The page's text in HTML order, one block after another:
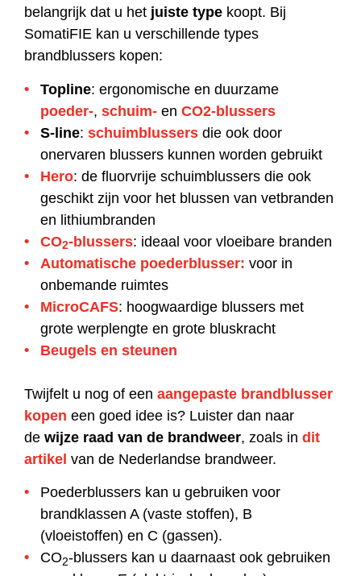
belangrijk dat u het juiste type koopt. Bij
SomatiFIE kan u verschillende types
brandblussers kopen:
Topline: ergonomische en duurzame
poeder-, schuim- en CO2-blussers
S-line: schuimblussers die ook door
onervaren blussers kunnen worden gebruikt
Hero: de fluorvrije schuimblussers die ook
geschikt zijn voor het blussen van vetbranden
en lithiumbranden
CO2-blussers: ideaal voor vloeibare branden
Automatische poederblusser: voor in
onbemande ruimtes
MicroCAFS: hoogwaardige blussers met
grote werplengte en grote bluskracht
Beugels en steunen
Twijfelt u nog of een aangepaste brandblusser
kopen een goed idee is? Luister dan naar
de wijze raad van de brandweer, zoals in dit
artikel van de Nederlandse brandweer.
Poederblussers kan u gebruiken voor
brandklassen A (vaste stoffen), B
(vloeistoffen) en C (gassen).
CO2-blussers kan u daarnaast ook gebruiken